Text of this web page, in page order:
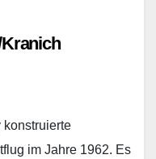
konstruierte
im Jahre 1962. Es